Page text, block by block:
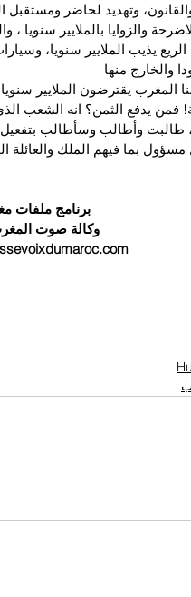
وتهديد لحاضر
والزوايا بالملايير سنويا ،
الريع يذيب الملايير سنويا،
والخارج منها
المغرب يقترضون الملايير
فمن يدفع الثمن؟ انه الشعب
طالبت وأطالب وسأطالب بتفعيل
بما فيهم الملك والعائلة
برنامج ملفات
وكالة صوت